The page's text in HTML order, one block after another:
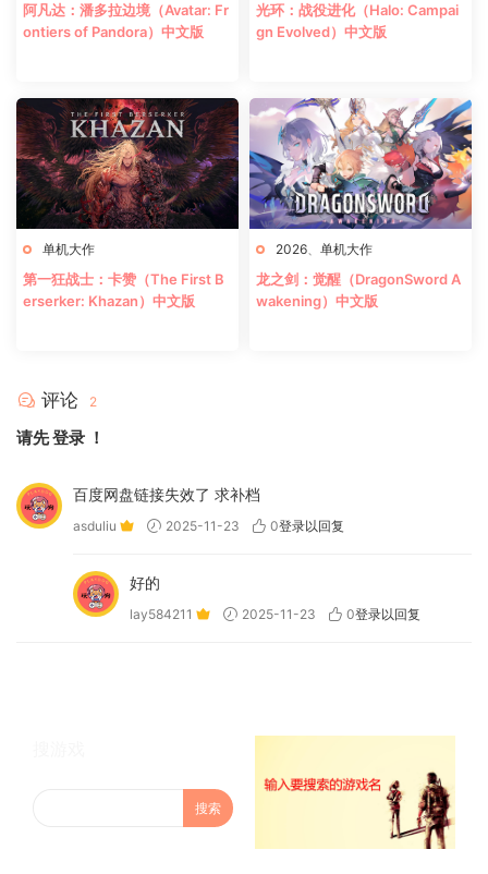
阿凡达：潘多拉边境（Avatar: Fr
ontiers of Pandora）中文版
光环：战役进化（Halo: Campai
gn Evolved）中文版
单机大作
第一狂战士：卡赞（The First B
erserker: Khazan）中文版
2026、 单机大作
龙之剑：觉醒（DragonSword A
wakening）中文版
评论 2
请先登录 ！
百度网盘链接失效了 求补档
asduliu 2025-11-23 0登录以回复
好的
lay584211 2025-11-23 0登录以回复